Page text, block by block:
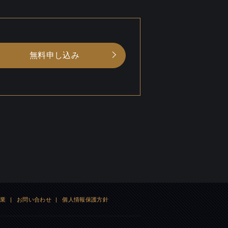
無料申し込み
| お問い合わせ | 個人情報保護方針